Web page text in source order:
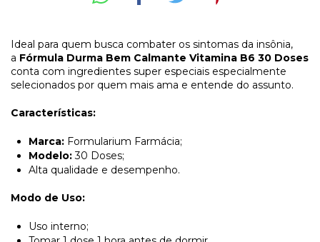
Ideal para quem busca combater os sintomas da insônia,
a Fórmula Durma Bem Calmante Vitamina B6 30 Doses
conta com ingredientes super especiais especialmente
selecionados por quem mais ama e entende do assunto.
Características:
Marca: Formularium Farmácia;
Modelo:30 Doses;
Alta qualidade e desempenho.
Modo de Uso:
Uso interno;